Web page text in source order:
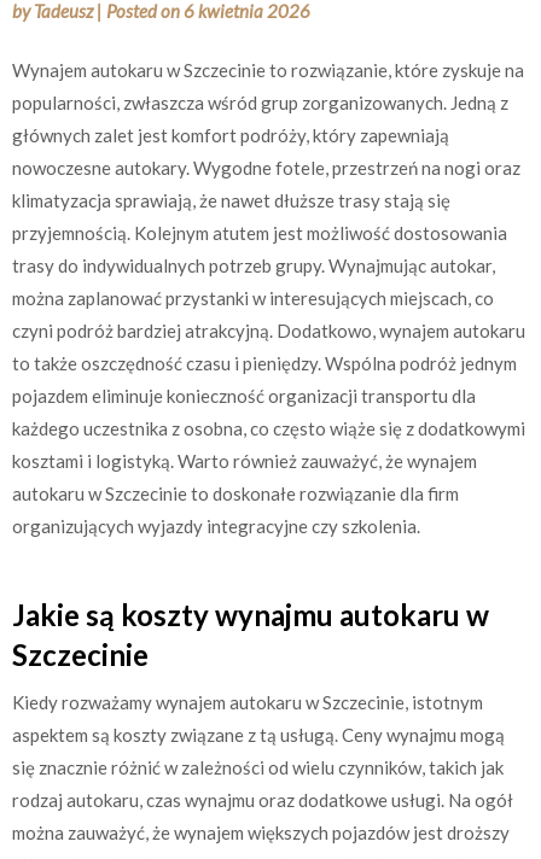
byTadeusz | Posted on6 kwietnia 2026
Wynajem autokaru w Szczecinie to rozwiązanie, które zyskuje na
popularności, zwłaszcza wśród grup zorganizowanych. Jedną z
głównych zalet jest komfort podróży, który zapewniają
nowoczesne autokary. Wygodne fotele, przestrzeń na nogi oraz
klimatyzacja sprawiają, że nawet dłuższe trasy stają się
przyjemnością. Kolejnym atutem jest możliwość dostosowania
trasy do indywidualnych potrzeb grupy. Wynajmując autokar,
można zaplanować przystanki w interesujących miejscach, co
czyni podróż bardziej atrakcyjną. Dodatkowo, wynajem autokaru
to także oszczędność czasu i pieniędzy. Wspólna podróż jednym
pojazdem eliminuje konieczność organizacji transportu dla
każdego uczestnika z osobna, co często wiąże się z dodatkowymi
kosztami i logistyką. Warto również zauważyć, że wynajem
autokaru w Szczecinie to doskonałe rozwiązanie dla firm
organizujących wyjazdy integracyjne czy szkolenia.
Jakie są koszty wynajmu autokaru w
Szczecinie
Kiedy rozważamy wynajem autokaru w Szczecinie, istotnym
aspektem są koszty związane z tą usługą. Ceny wynajmu mogą
się znacznie różnić w zależności od wielu czynników, takich jak
rodzaj autokaru, czas wynajmu oraz dodatkowe usługi. Na ogół
można zauważyć, że wynajem większych pojazdów jest droższy